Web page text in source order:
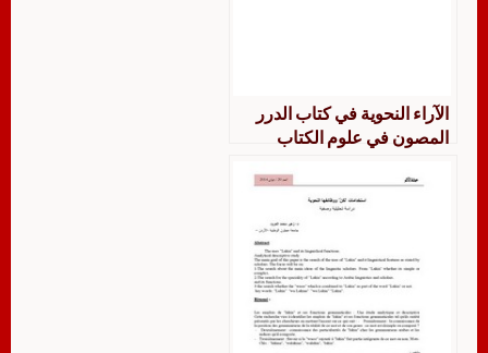
الآراء النحوية في كتاب الدرر
المصون في علوم الكتاب
الرابع أنموذجا دراسة وصفية